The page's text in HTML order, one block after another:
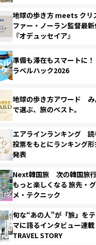
地球の歩き方 meets クリ
ファー・ノーラン監督最
『オデュッセイア』
準備も滞在もスマートに
ラベルハック2026
地球の歩き方アワード み
で選ぶ、旅のベスト。
エアラインランキング 読
投票をもとにランキング形
発表
Next韓国旅 次の韓国旅
もっと楽しくなる 旅先・
メ・テクニック
旬な“あの人”が「旅」を
マに語るインタビュー連載
TRAVEL STORY